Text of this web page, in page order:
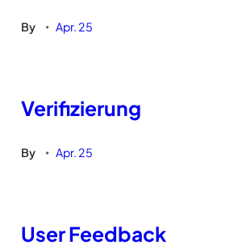
By • Apr. 25
Verifizierung
By • Apr. 25
User Feedback